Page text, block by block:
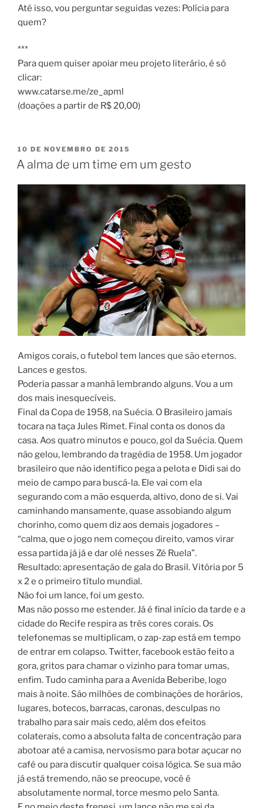
Até isso, vou perguntar seguidas vezes: Polícia para
quem?
***
Para quem quiser apoiar meu projeto literário, é só
clicar:
www.catarse.me/ze_apml
(doações a partir de R$ 20,00)
PUBLICADO
EM
10 DE NOVEMBRO DE 2015
A alma de um time em um gesto
Amigos corais, o futebol tem lances que são eternos.
Lances e gestos.
Poderia passar a manhã lembrando alguns. Vou a um
dos mais inesquecíveis.
Final da Copa de 1958, na Suécia. O Brasileiro jamais
tocara na taça Jules Rimet. Final conta os donos da
casa. Aos quatro minutos e pouco, gol da Suécia. Quem
não gelou, lembrando da tragédia de 1958. Um jogador
brasileiro que não identifico pega a pelota e Didi sai do
meio de campo para buscá-la. Ele vai com ela
segurando com a mão esquerda, altivo, dono de si. Vai
caminhando mansamente, quase assobiando algum
chorinho, como quem diz aos demais jogadores –
“calma, que o jogo nem começou direito, vamos virar
essa partida já já e dar olé nesses Zé Ruela”.
Resultado: apresentação de gala do Brasil. Vitória por 5
x 2 e o primeiro título mundial.
Não foi um lance, foi um gesto.
Mas não posso me estender. Já é final início da tarde e a
cidade do Recife respira as três cores corais. Os
telefonemas se multiplicam, o zap-zap está em tempo
de entrar em colapso. Twitter, facebook estão feito a
gora, gritos para chamar o vizinho para tomar umas,
enfim. Tudo caminha para a Avenida Beberibe, logo
mais à noite. São milhões de combinações de horários,
lugares, botecos, barracas, caronas, desculpas no
trabalho para sair mais cedo, além dos efeitos
colaterais, como a absoluta falta de concentração para
abotoar até a camisa, nervosismo para botar açucar no
café ou para discutir qualquer coisa lógica. Se sua mão
já está tremendo, não se preocupe, você é
absolutamente normal, torce mesmo pelo Santa.